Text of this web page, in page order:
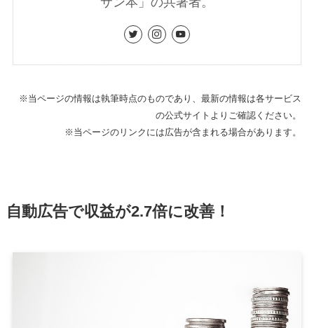
※当ページの情報は執筆時点のものであり、最新の情報は各サービス
の公式サイトよりご確認ください。
※当ページのリンクには広告が含まれる場合があります。
自動広告で収益が2.7倍に改善！